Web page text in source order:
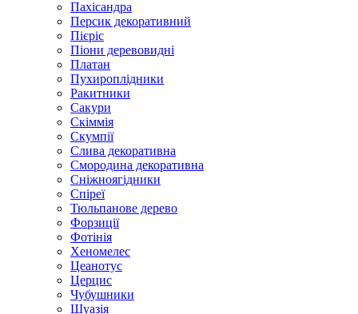
Пахісандра
Персик декоративний
Пієріс
Піони деревовидні
Платан
Пухироплідники
Ракитники
Сакури
Скіммія
Скумпії
Слива декоративна
Смородина декоративна
Сніжноягідники
Спіреї
Тюльпанове дерево
Форзиції
Фотінія
Хеномелес
Цеанотус
Церцис
Чубушники
Шуазія